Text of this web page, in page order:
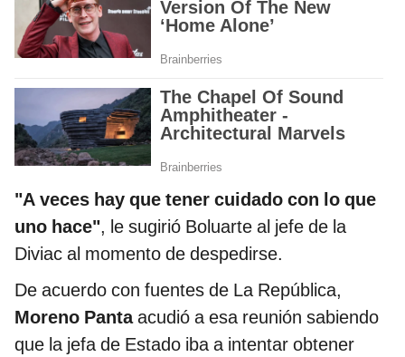
"A veces hay que tener cuidado con lo que
uno hace", le sugirió Boluarte al jefe de la
Diviac al momento de despedirse.
De acuerdo con fuentes de La República,
Moreno Pantaacudió a esa reunión sabiendo
que la jefa de Estado iba a intentar obtener